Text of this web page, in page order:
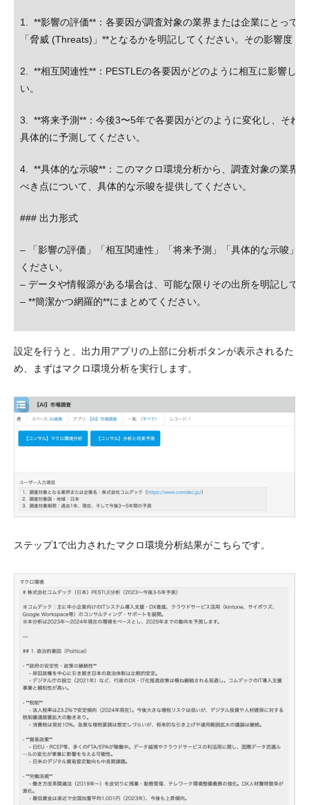
1. **影響の評価**：各要因が調査対象の業界または企業にとって
「脅威 (Threats)」**となるかを明記してください。その影響度
2. **相互関連性**：PESTLEの各要因がどのように相互に影響し
い。
3. **将来予測**：今後3〜5年で各要因がどのように変化し、それ
具体的に予測してください。
4. **具体的な示唆**：このマクロ環境分析から、調査対象の業界
べき点について、具体的な示唆を提供してください。
### 出力形式
– 「影響の評価」「相互関連性」「将来予測」「具体的な示唆」
ください。
– データや情報源がある場合は、可能な限りその出所を明記して
– **簡潔かつ網羅的**にまとめてください。
設定を行うと、出力用アプリの上部に分析ボタンが表示されるた
め、まずはマクロ環境分析を実行します。
ステップ1で出力されたマクロ環境分析結果がこちらです。